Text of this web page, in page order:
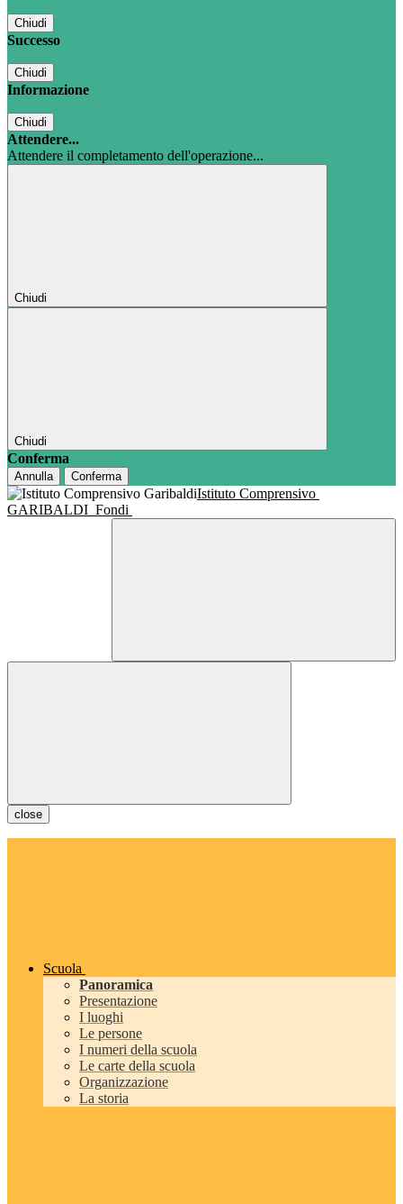
Chiudi
Successo
Chiudi
Informazione
Chiudi
Attendere...
Attendere il completamento dell'operazione...
Chiudi
Chiudi
Conferma
Annulla Conferma
Istituto Comprensivo
GARIBALDI Fondi
close
Scuola
Panoramica
Presentazione
I luoghi
Le persone
I numeri della scuola
Le carte della scuola
Organizzazione
La storia